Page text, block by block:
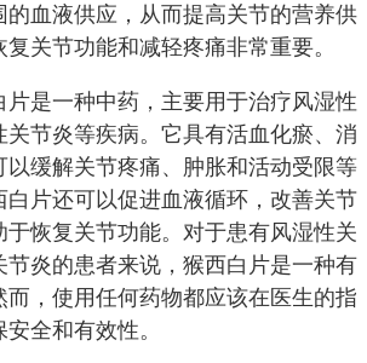
的血液供应，从而提高关节的营养供
关节功能和减轻疼痛非常重要。
片是一种中药，主要用于治疗风湿性
关节炎等疾病。它具有活血化瘀、消
以缓解关节疼痛、肿胀和活动受限等
白片还可以促进血液循环，改善关节
于恢复关节功能。对于患有风湿性关
节炎的患者来说，猴西白片是一种有
，使用任何药物都应该在医生的指
全和有效性。